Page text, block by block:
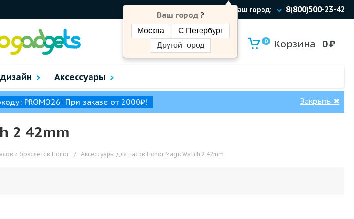
Ваш город:
Ваш город ?
Москва
С.Петербург
Другой город
8(800)500-23-42
0 Корзина 0₽
Аксессуары
PROMO26! При заказе от 2000₽! Закрыть ✖
2 42mm
и браслетов Honor / Аксессуары для часов Honor MagicWatch 2 42mm